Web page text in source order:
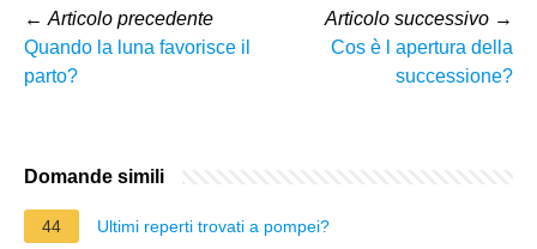
← Articolo precedente
Quando la luna favorisce il
parto?
Articolo successivo →
Cos è l apertura della
successione?
Domande simili
44 Ultimi reperti trovati a pompei?